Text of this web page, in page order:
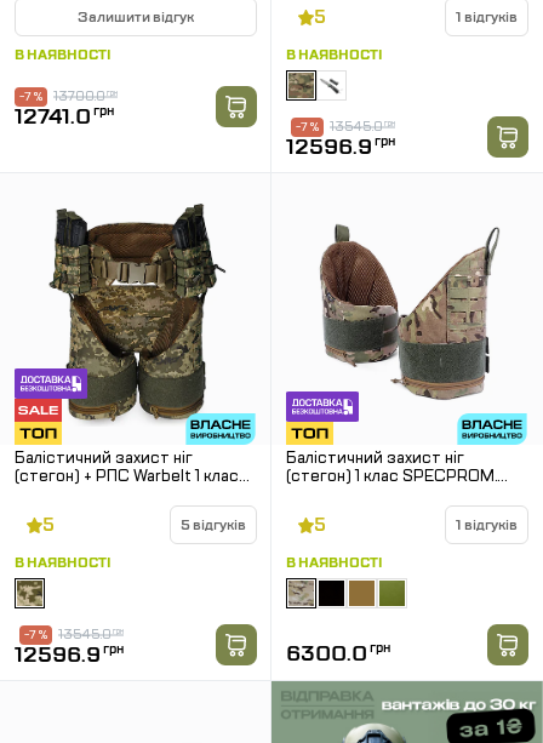
Залишити відгук
В НАЯВНОСТІ
13700.0грн
-7 %
12741.0 грн
Розмір: L
5 1 відгуків
В НАЯВНОСТІ
13545.0грн
-7 %
12596.9 грн
Балістичний захист ніг
(стегон) + РПС Warbelt 1 клас
5 5 відгуків
В НАЯВНОСТІ
13545.0грн
-7 %
12596.9 грн
Балістичний захист ніг
(стегон) 1 клас SPECPROM.
5 1 відгуків
В НАЯВНОСТІ
6300.0 грн